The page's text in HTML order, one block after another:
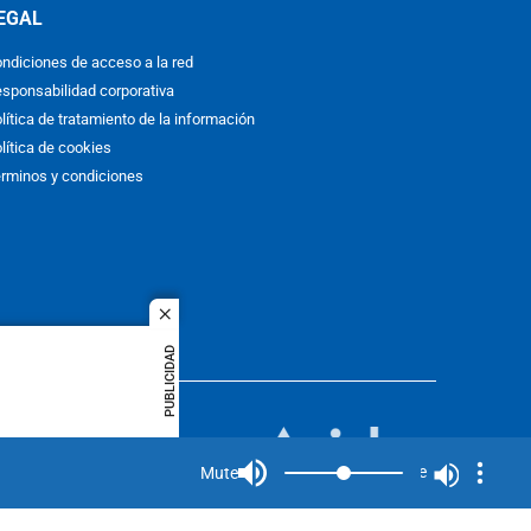
close
PUBLICIDAD
de acceso a la red
corporativa
de tratamiento de la información
de cookies
y condiciones
idioma
Mute
Mute